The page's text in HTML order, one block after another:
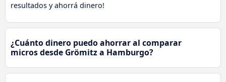
resultados y ahorrá dinero!
¿Cuánto dinero puedo ahorrar al comparar
micros desde Grömitz a Hamburgo?